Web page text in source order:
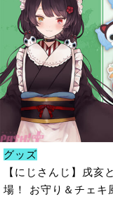
グッズ
【にじさんじ】戌亥
場！ お守り＆チェキ